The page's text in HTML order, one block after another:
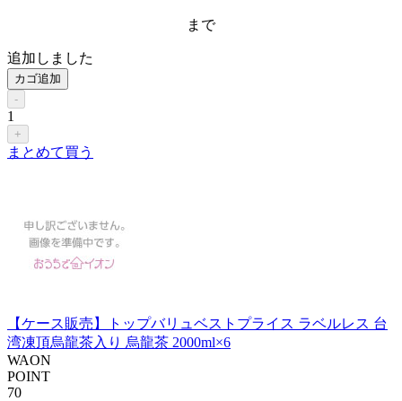
まで
追加しました
カゴ追加
-
1
+
まとめて買う
【ケース販売】トップバリュベストプライス ラベルレス 台
湾凍頂烏龍茶入り 烏龍茶 2000ml×6
WAON
POINT
70